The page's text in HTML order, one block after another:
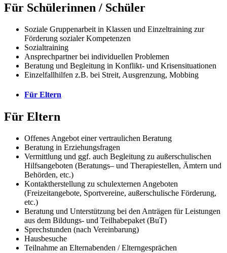
Für Schülerinnen / Schüler
Soziale Gruppenarbeit in Klassen und Einzeltraining zur
Förderung sozialer Kompetenzen
Sozialtraining
Ansprechpartner bei individuellen Problemen
Beratung und Begleitung in Konflikt- und Krisensituationen
Einzelfallhilfen z.B. bei Streit, Ausgrenzung, Mobbing
Für Eltern
Für Eltern
Offenes Angebot einer vertraulichen Beratung
Beratung in Erziehungsfragen
Vermittlung und ggf. auch Begleitung zu außerschulischen
Hilfsangeboten (Beratungs– und Therapiestellen, Ämtern und
Behörden, etc.)
Kontaktherstellung zu schulexternen Angeboten
(Freizeitangebote, Sportvereine, außerschulische Förderung,
etc.)
Beratung und Unterstützung bei den Anträgen für Leistungen
aus dem Bildungs- und Teilhabepaket (BuT)
Sprechstunden (nach Vereinbarung)
Hausbesuche
Teilnahme an Elternabenden / Elterngesprächen